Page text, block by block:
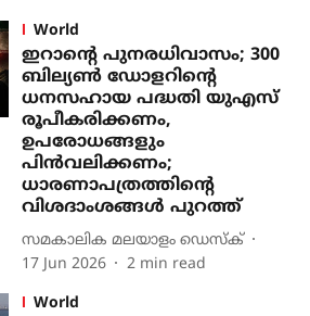
World
ഇറാന്റെ പുനരധിവാസം; 300
ബില്യണ്‍ ഡോളറിന്റെ
ധനസഹായ പദ്ധതി യുഎസ്
രൂപീകരിക്കണം,
ഉപരോധങ്ങളും
പിന്‍വലിക്കണം;
ധാരണാപത്രത്തിന്റെ
വിശദാംശങ്ങള്‍ പുറത്ത്
സമകാലിക മലയാളം ഡെസ്ക്
17 Jun 2026
2 min read
World